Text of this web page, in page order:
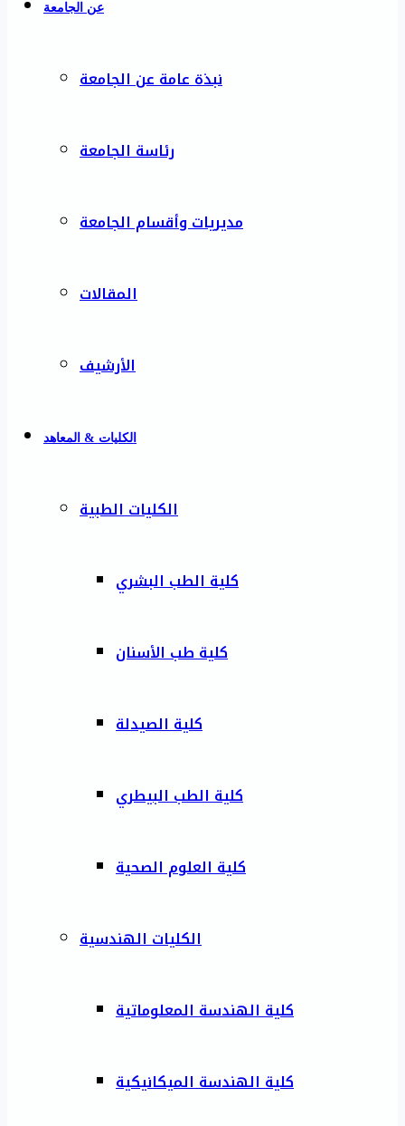
عن الجامعة
نبذة عامة عن الجامعة
رئاسة الجامعة
مديريات وأقسام الجامعة
المقالات
الأرشيف
الكليات & المعاهد
الكليات الطبية
كلية الطب البشري
كلية طب الأسنان
كلية الصيدلة
كلية الطب البيطري
كلية العلوم الصحية
الكليات الهندسية
كلية الهندسة المعلوماتية
كلية الهندسة الميكانيكية